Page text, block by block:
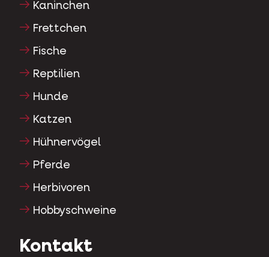
Kaninchen
Frettchen
Fische
Reptilien
Hunde
Katzen
Hühnervögel
Pferde
Herbivoren
Hobbyschweine
Kontakt